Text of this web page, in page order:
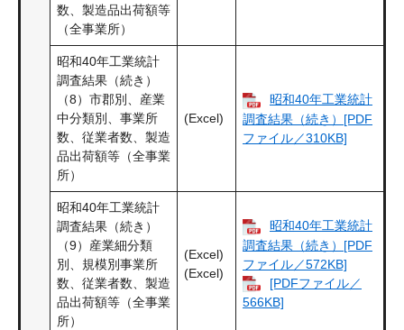
数、製造品出荷額等
（全事業所）
昭和40年工業統計
調査結果（続き）
（8）市郡別、産業
中分類別、事業所
数、従業者数、製造
品出荷額等（全事業
所）
(Excel)
昭和40年工業統計
調査結果（続き）[PDF
ファイル／310KB]
昭和40年工業統計
調査結果（続き）
（9）産業細分類
別、規模別事業所
数、従業者数、製造
品出荷額等（全事業
所）
(Excel)
(Excel)
昭和40年工業統計
調査結果（続き）[PDF
ファイル／572KB]
[PDFファイル／
566KB]